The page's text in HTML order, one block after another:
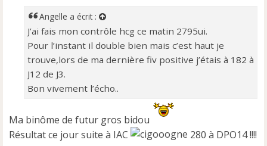
Angelle a écrit :
J’ai fais mon contrôle hcg ce matin 2795ui.
Pour l’instant il double bien mais c’est haut je
trouve,lors de ma dernière fiv positive j’étais à 182 à
J12 de J3.
Bon vivement l’écho..
Ma binôme de futur gros bidou
Résultat ce jour suite à IAC
280 à DPO14 !!!!